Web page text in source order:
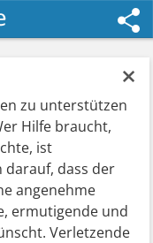
×
zu unterstützen
Hilfe braucht,
ist
dass der
angenehme
ermutigende und
Verletzende